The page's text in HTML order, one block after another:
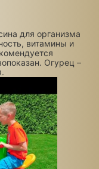
для организма
витамины и
Огурец –